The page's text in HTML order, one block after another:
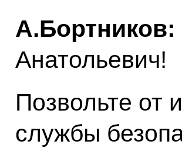
А.Бортников:
Анатольевич!
Позвольте от
службы